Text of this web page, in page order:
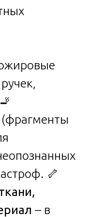
(фрагменты
🦴
– в